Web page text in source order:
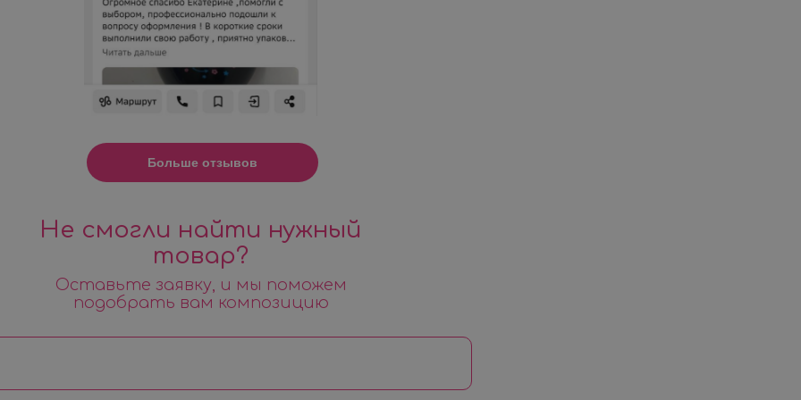
Больше отзывов
Не смогли найти нужный
товар?
Оставьте заявку, и мы поможем
подобрать вам композицию